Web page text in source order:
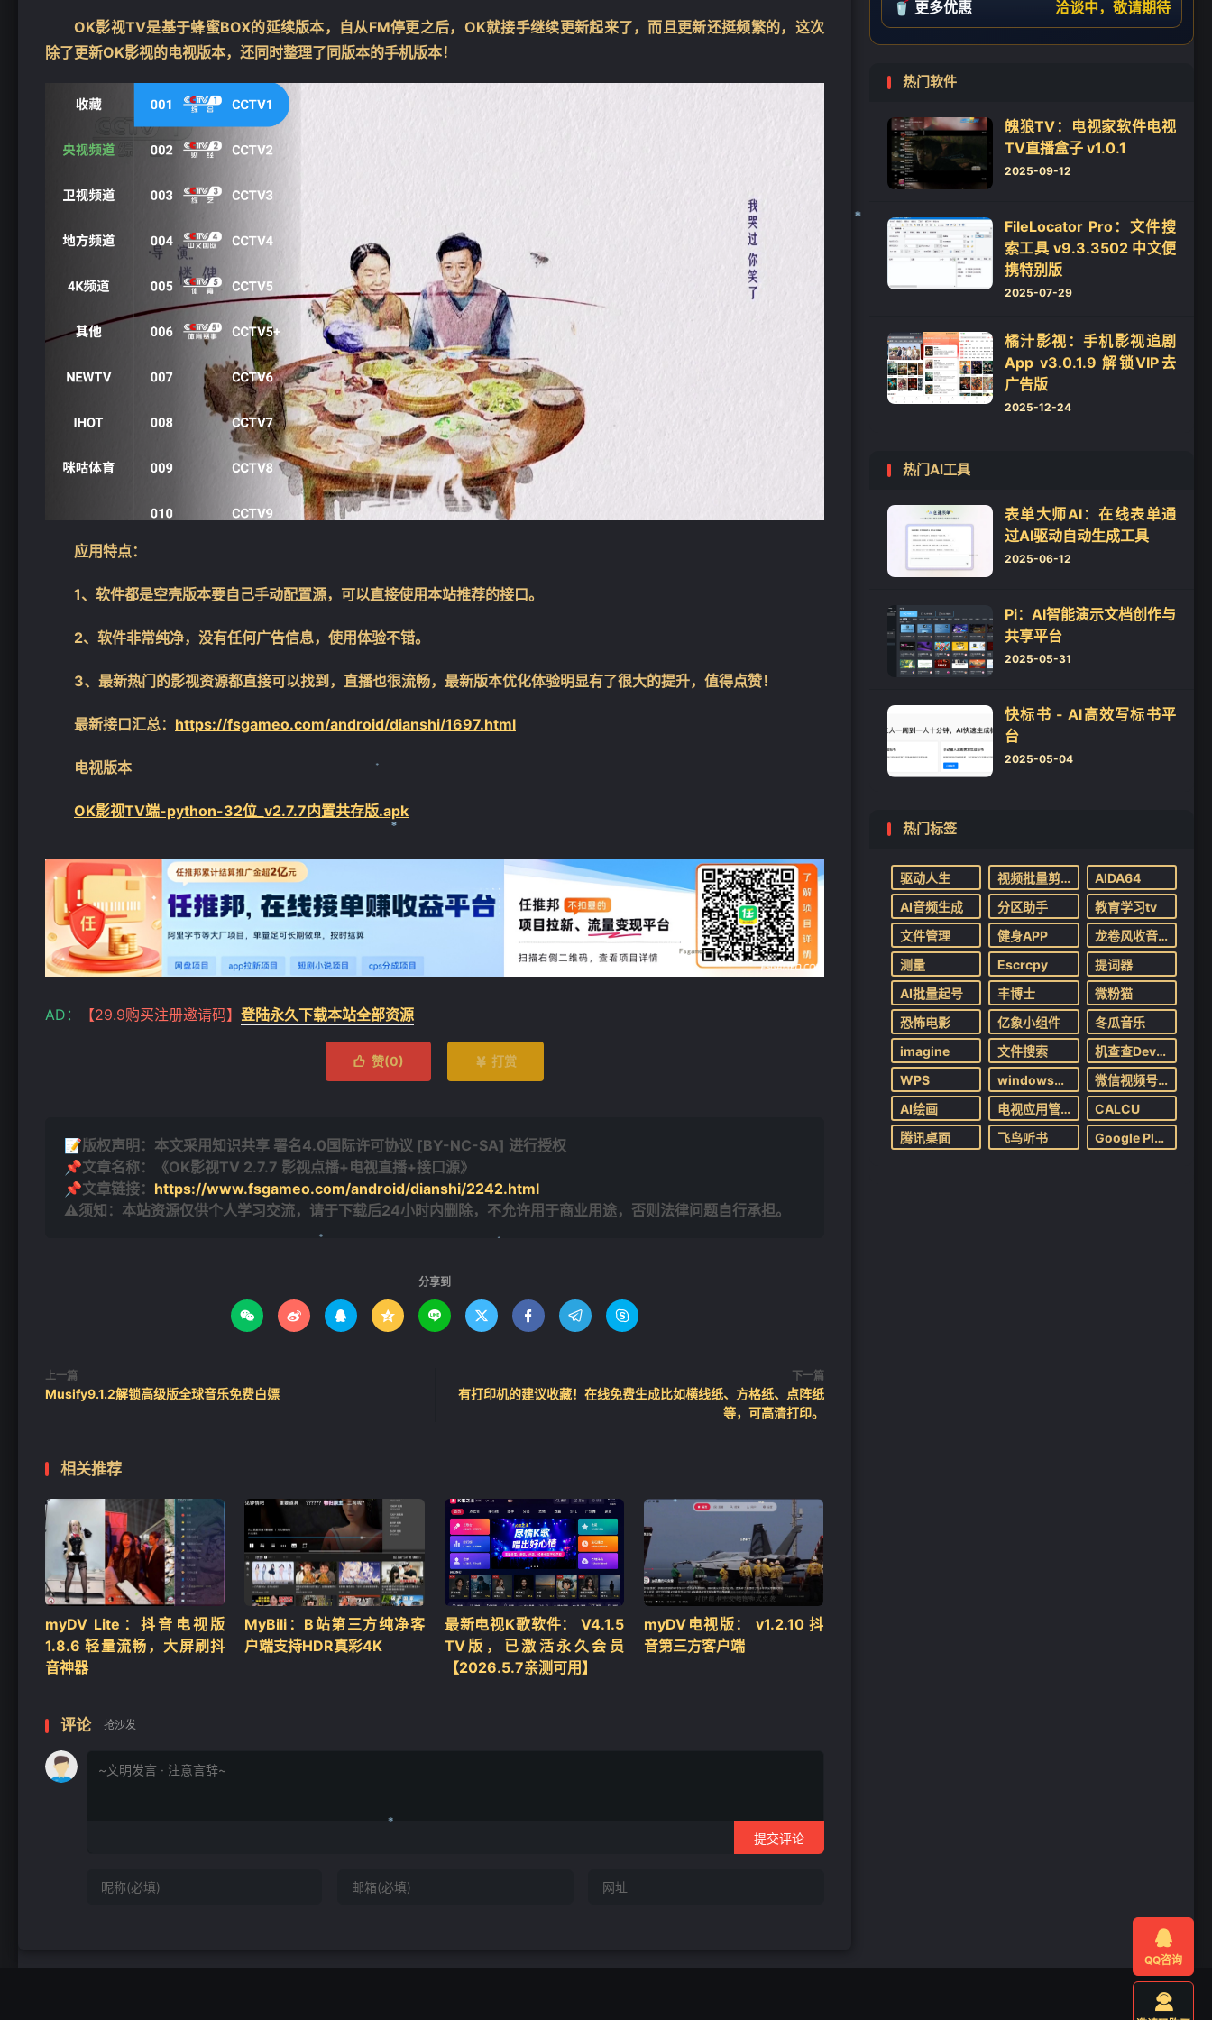
OK影视TV是基于蜂蜜BOX的延续版本，自从FM停更之后，OK就接手继续更新起来了，而且更新还挺频繁的， 这次
除了更新OK影视的电视版本，还同时整理了同版本的手机版本！
应用特点：
1、 软件都是空壳版本要自己手动配置源，可以直接使用本站推荐的接口。
2、 软件非常纯净，没有任何广告信息，使用体验不错。
3、最新热门的影视资源都直接可以找到，直播也很流畅，最新版本优化体验明显有了很大的提升，值得点赞！
最新接口汇总： https://fsgameo.com/android/dianshi/1697.html
电视版本
OK影视TV端-python-32位_v2.7.7内置共存版.apk
AD： 【29.9购买注册邀请码】 登陆永久下载本站全部资源
 赞(0)  打赏
📝版权声明：本文采用知识共享 署名4.0国际许可协议 [BY-NC-SA] 进行授权
📌文章名称：《OK影视TV 2.7.7 影视点播+电视直播+接口源》
📌文章链接： https://www.fsgameo.com/android/dianshi/2242.html
⚠须知：本站资源仅供个人学习交流，请于下载后24小时内删除，不允许用于商业用途，否则法律问题自行承担。
分享到
        
上一篇
Musify9.1.2解锁高级版全球音乐免费白嫖
下一篇
有打印机的建议收藏！在线免费生成比如横线纸、方格纸、点阵纸
等，可高清打印。
相关推荐
‌myDV Lite：抖音电视版
1.8.6 轻量流畅，大屏刷抖
音神器
MyBili：B站第三方纯净客
户端支持HDR真彩4K
最新电视K歌软件： V4.1.5
TV版，已激活永久会员
【2026.5.7亲测可用】
myDV电视版： v1.2.10 抖
音第三方客户端
评论 抢沙发
提交评论
🥤 更多优惠 洽谈中，敬请期待
热门软件
魄狼TV：电视家软件电视
TV直播盒子 v1.0.1
2025-09-12
FileLocator Pro：文件搜
索工具 v9.3.3502 中文便
携特别版
2025-07-29
橘汁影视：手机影视追剧
App v3.0.1.9 解锁VIP去
广告版
2025-12-24
热门AI工具
表单大师AI：在线表单通
过AI驱动自动生成工具
2025-06-12
Pi：AI智能演示文档创作与
共享平台
2025-05-31
快标书 - AI高效写标书平
台
2025-05-04
热门标签
驱动人生 视频批量剪辑
AIDA64
AI音频生成
分区助手
教育学习tv
文件管理
健身APP
龙卷风收音机
测量
Escrcpy
提词器
AI批量起号
丰博士
微粉猫
恐怖电影
亿象小组件
冬瓜音乐
imagine
文件搜索
机查查Devink
WPS
windows系统
微信视频号下载
AI绘画
电视应用管家
CALCU
腾讯桌面
飞鸟听书 Google Play Store

QQ咨询
